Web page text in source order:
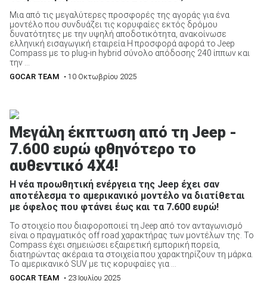
ΑΝΑΖΗΤΗΣΗ
Μια από τις μεγαλύτερες προσφορές της αγοράς για ένα
μοντέλο που συνδυάζει τις κορυφαίες εκτός δρόμου
δυνατότητες με την υψηλή αποδοτικότητα, ανακοίνωσε
ελληνική εισαγωγική εταιρεία.Η προσφορά αφορά το Jeep
Compass με το plug-in hybrid σύνολο απόδοσης 240 ίππων και
την ...
GOCAR TEAM • 10 Οκτωβρίου 2025
Μεγάλη έκπτωση από τη Jeep -
7.600 ευρώ φθηνότερο το
αυθεντικό 4Χ4!
Η νέα προωθητική ενέργεια της Jeep έχει σαν
αποτέλεσμα το αμερικανικό μοντέλο να διατίθεται
με όφελος που φτάνει έως και τα 7.600 ευρώ!
Το στοιχείο που διαφοροποιεί τη Jeep από τον ανταγωνισμό
είναι ο πραγματικός off road χαρακτήρας των μοντέλων της. Το
Compass έχει σημειώσει εξαιρετική εμπορική πορεία,
διατηρώντας ακέραια τα στοιχεία που χαρακτηρίζουν τη μάρκα.
Το αμερικανικό SUV με τις κορυφαίες για ...
GOCAR TEAM • 23 Ιουλίου 2025